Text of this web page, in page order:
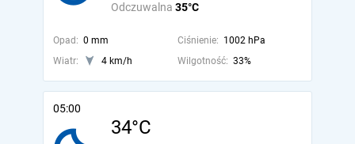
Odczuwalna 35°C
Opad: 0 mm Ciśnienie: 1002 hPa
Wiatr:
4 km/h Wilgotność: 33%
05:00
34°C